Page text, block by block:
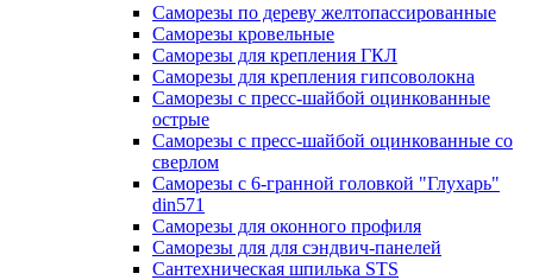
Саморезы по дереву желтопассированные
Саморезы кровельные
Саморезы для крепления ГКЛ
Саморезы для крепления гипсоволокна
Саморезы с пресс-шайбой оцинкованные
острые
Саморезы с пресс-шайбой оцинкованные со
сверлом
Саморезы с 6-гранной головкой "Глухарь"
din571
Саморезы для оконного профиля
Саморезы для для сэндвич-панелей
Сантехническая шпилька STS